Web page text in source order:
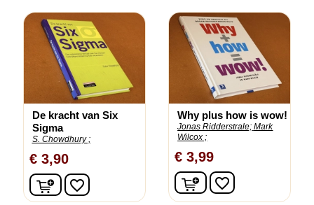
De kracht van Six
Sigma
S. Chowdhury ;
€ 3,90
In winkelwagen
favorite_border
Why plus how is wow!
Jonas Ridderstrale; Mark
Wilcox ;
€ 3,99
In winkelwagen
favorite_border